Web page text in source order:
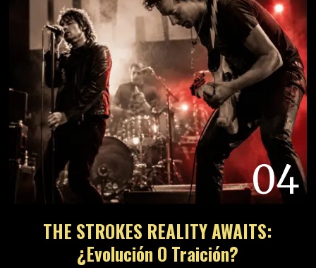
04
THE STROKES REALITY AWAITS:
¿Evolución O Traición?